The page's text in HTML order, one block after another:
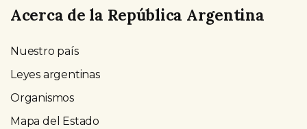
Acerca de la República Argentina
Nuestro país
Leyes argentinas
Organismos
Mapa del Estado